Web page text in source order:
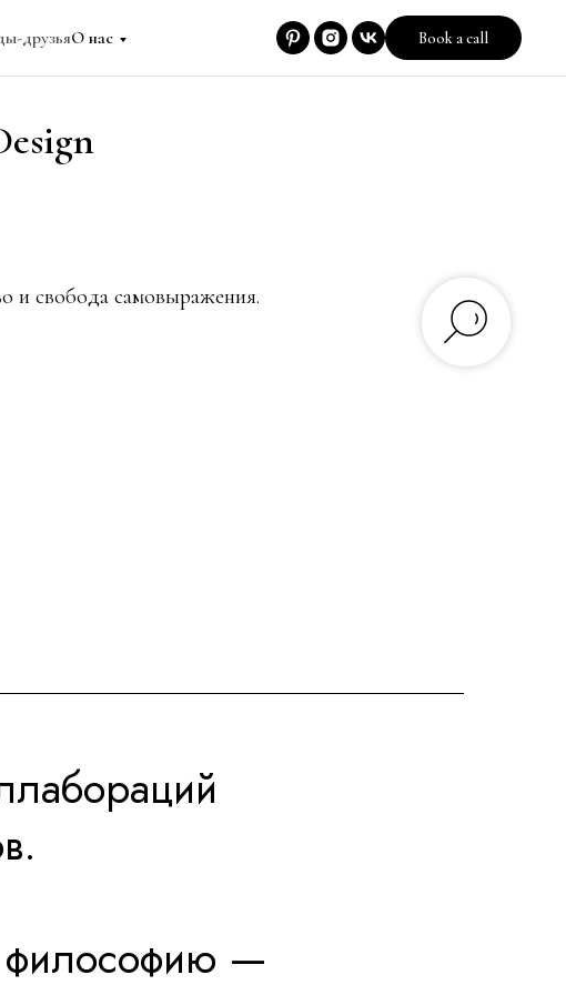
друзьяО нас Book a call
и свобода самовыражения.
философию —